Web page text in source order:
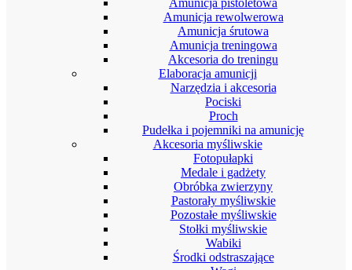
Amunicja rewolwerowa
Amunicja śrutowa
Amunicja treningowa
Akcesoria do treningu
Elaboracja amunicji
Narzędzia i akcesoria
Pociski
Proch
Pudełka i pojemniki na amunicję
Akcesoria myśliwskie
Fotopułapki
Medale i gadżety
Obróbka zwierzyny
Pastorały myśliwskie
Pozostałe myśliwskie
Stołki myśliwskie
Wabiki
Środki odstraszające